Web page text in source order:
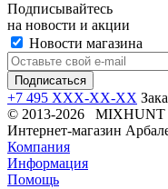
Подписывайтесь
на новости и акции
Новости магазина
+7 495 XXX-XX-XX
© 2013-2026 MIXHUNT
Интернет-магазин
Компания
Информация
Помощь